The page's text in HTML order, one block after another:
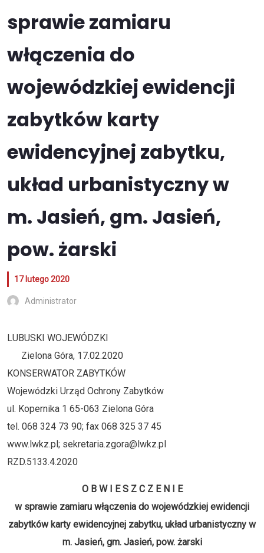
sprawie zamiaru
włączenia do
wojewódzkiej ewidencji
zabytków karty
ewidencyjnej zabytku,
układ urbanistyczny w
m. Jasień, gm. Jasień,
pow. żarski
17 lutego 2020
Administrator
LUBUSKI WOJEWÓDZKI
Zielona Góra, 17.02.2020
KONSERWATOR ZABYTKÓW
Wojewódzki Urząd Ochrony Zabytków
ul. Kopernika 1 65-063 Zielona Góra
tel. 068 324 73 90; fax 068 325 37 45
www.lwkz.pl; sekretaria.zgora@lwkz.pl
RZD.5133.4.2020
O B W I E S Z C Z E N I E
w sprawie zamiaru włączenia do wojewódzkiej ewidencji
zabytków karty ewidencyjnej zabytku, układ urbanistyczny w
m. Jasień, gm. Jasień, pow. żarski